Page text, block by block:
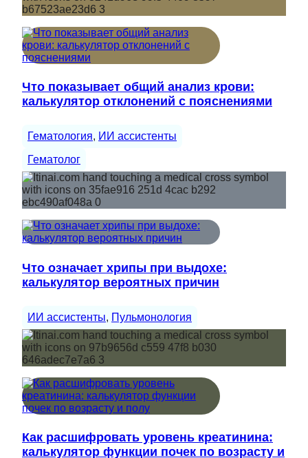
Что показывает общий анализ крови:
калькулятор отклонений с пояснениями
Гематология, ИИ ассистенты
Гематолог
Что означает хрипы при выдохе:
калькулятор вероятных причин
ИИ ассистенты, Пульмонология
Как расшифровать уровень креатинина:
калькулятор функции почек по возрасту и